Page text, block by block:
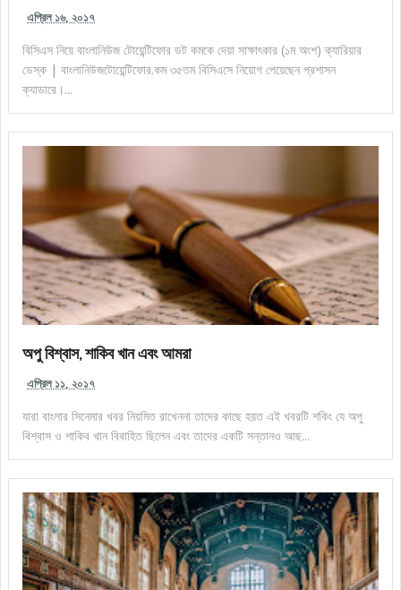
এপ্রিল ১৬, ২০১৭
বিসিএস নিয়ে বাংলানিউজ টোয়েন্টিফোর ডট কমকে দেয়া সাক্ষাৎকার (১ম অংশ) ক্যারিয়ার
ডেস্ক | বাংলানিউজটোয়েন্টিফোর.কম ৩৫তম বিসিএসে নিয়োগ পেয়েছেন প্রশাসন
ক্যাডারে।...
অপু বিশ্বাস, শাকিব খান এবং আমরা
এপ্রিল ১১, ২০১৭
যারা বাংলার সিনেমার খবর নিয়মিত রাখেননা তাদের কাছে হয়ত এই খবরটি শকিং যে অপু
বিশ্বাস ও শাকিব খান বিবাহিত ছিলেন এবং তাদের একটি সন্তানও আছ...